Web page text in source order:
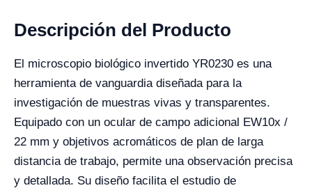
Descripción del Producto
El microscopio biológico invertido YR0230 es una
herramienta de vanguardia diseñada para la
investigación de muestras vivas y transparentes.
Equipado con un ocular de campo adicional EW10x /
22 mm y objetivos acromáticos de plan de larga
distancia de trabajo, permite una observación precisa
y detallada. Su diseño facilita el estudio de